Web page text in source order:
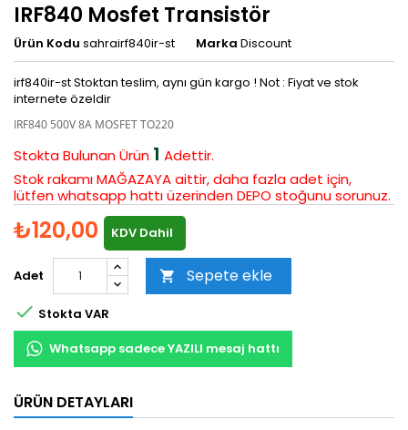
IRF840 Mosfet Transistör
Ürün Kodu sahrairf840ir-st Marka Discount
irf840ir-st Stoktan teslim, aynı gün kargo ! Not : Fiyat ve stok
internete özeldir
IRF840 500V 8A MOSFET TO220
Stokta BulunanÜrün 1 Adettir.
Stok rakamı MAĞAZAYA aittir, daha fazla adet için,
lütfen whatsapp hattı üzerinden DEPO stoğunu sorunuz.
₺120,00 KDV Dahil
Adet  Sepete ekle
 Stokta VAR
Whatsapp sadece YAZILI mesaj hattı
ÜRÜN DETAYLARI